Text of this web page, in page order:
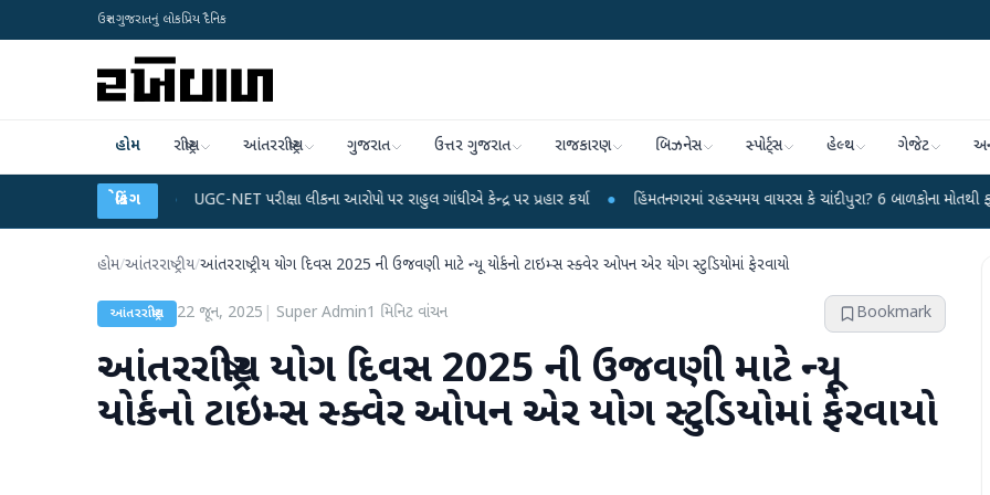
ઉત્તર ગુજરાતનું લોકપ્રિય દૈનિક
હોમ રાષ્ટ્રીય આંતરરાષ્ટ્રીય ગુજરાત ઉત્તર ગુજરાત રાજકારણ બિઝનેસ સ્પોર્ટ્સ હેલ્થ ગેજેટ
બ્રેકિંગ
UGC-NET પરીક્ષા લીકના આરોપો પર રાહુલ ગાંધીએ કેન્દ્ર પર પ્રહાર કર્યા ● હિંમતનગરમાં રહસ્યમય વાયરસ કે ચાંદીપુરા? 6 બાળકોના મોતથી ફફડાટ ●
હોમ/આંતરરાષ્ટ્રીય/આંતરરાષ્ટ્રીય યોગ દિવસ 2025 ની ઉજવણી માટે ન્યૂ યોર્કનો ટાઇમ્સ સ્ક્વેર ઓપન એર યોગ સ્ટુડિયોમાં ફેરવાયો
આંતરરાષ્ટ્રીય 22 જૂન, 2025 Super Admin1 મિનિટ વાંચન Bookmark
આંતરરાષ્ટ્રીય યોગ દિવસ 2025 ની ઉજવણી માટે ન્યૂ
યોર્કનો ટાઇમ્સ સ્ક્વેર ઓપન એર યોગ સ્ટુડિયોમાં ફેરવાયો